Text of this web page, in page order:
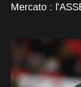
Mercato :